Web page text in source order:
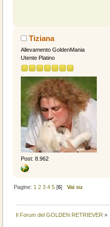
Tiziana
Allevamento GoldenMania
Utente Platino
Post: 8.962
Pagine: 1 2 3 4 5 [6]Vai su
Il Forum del GOLDEN RETRIEVER »